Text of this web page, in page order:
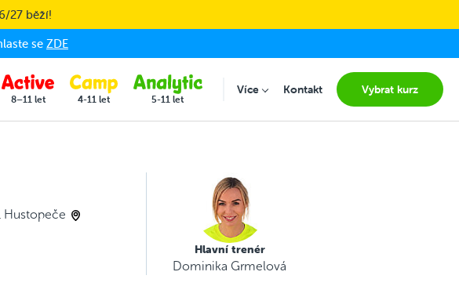
27 běží!
se ZDE
8–11 let 4-11 let 5-11 let
VíceSubmenu for "Více"
Kontakt Vybrat kurz
Hustopeče
Hlavní trenér
Dominika Grmelová